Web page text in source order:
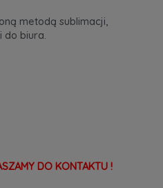
metodą sublimacji,
do biura.
DO KONTAKTU !